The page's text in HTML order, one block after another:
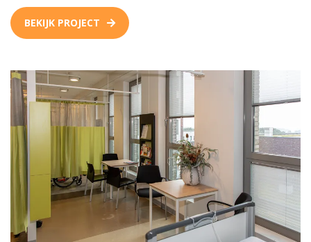
BEKIJK PROJECT